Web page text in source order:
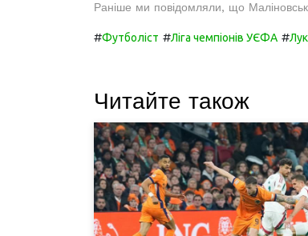
Раніше ми повідомляли, що
#Футболіст #Ліга чемпіонів УЄФА #
Читайте також